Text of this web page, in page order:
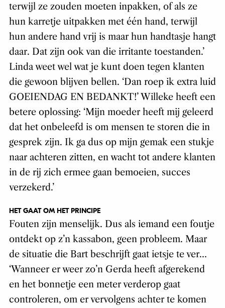
terwijl ze zouden moeten inpakken, of als ze
hun karretje uitpakken met één hand, terwijl
hun andere hand vrij is maar hun handtasje hangt
daar. Dat zijn ook van die irritante toestanden.’
Linda weet wel wat je kunt doen tegen klanten
die gewoon blijven bellen. ‘Dan roep ik extra luid
GOEIENDAG EN BEDANKT!’ Willeke heeft een
betere oplossing: ‘Mijn moeder heeft mij geleerd
dat het onbeleefd is om mensen te storen die in
gesprek zijn. Ik ga dus op mijn gemak een stukje
naar achteren zitten, en wacht tot andere klanten
in de rij zich ermee gaan bemoeien, succes
verzekerd.’
HET GAAT OM HET PRINCIPE
Fouten zijn menselijk. Dus als iemand een foutje
ontdekt op z’n kassabon, geen probleem. Maar
de situatie die Bart beschrijft gaat ietsje te ver…
‘Wanneer er weer zo’n Gerda heeft afgerekend
en het bonnetje een meter verderop gaat
controleren, om er vervolgens achter te komen